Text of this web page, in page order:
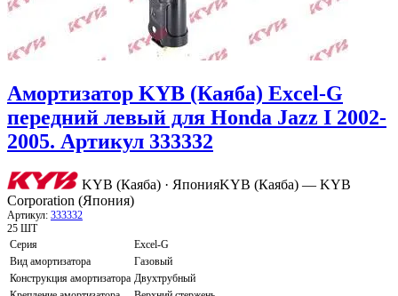
Амортизатор KYB (Каяба) Excel-G
передний левый для Honda Jazz I 2002-
2005. Артикул 333332
KYB (Каяба) · ЯпонияKYB (Каяба) — KYB
Corporation (Япония)
Артикул: 333332
25 ШТ
Серия
Excel-G
Вид амортизатора
Газовый
Конструкция амортизатора Двухтрубный